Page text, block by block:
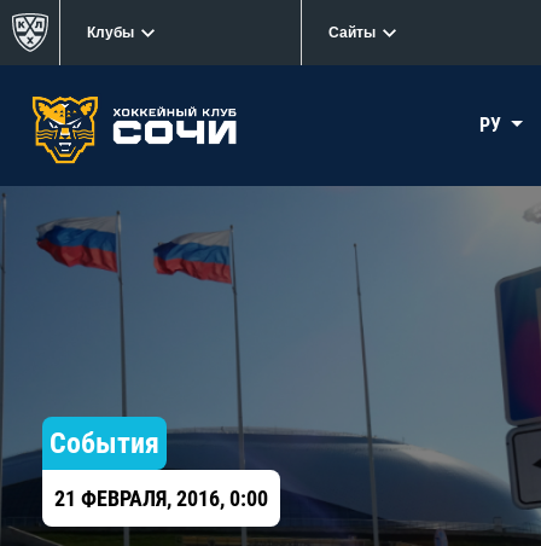
Клубы Сайты
РУ
События
21 ФЕВРАЛЯ, 2016, 0:00